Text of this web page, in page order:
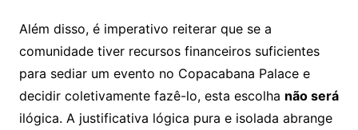
Além disso, é imperativo reiterar que se a
comunidade tiver recursos financeiros suficientes
para sediar um evento no Copacabana Palace e
decidir coletivamente fazê-lo, esta escolha não será
ilógica. A justificativa lógica pura e isolada abrange